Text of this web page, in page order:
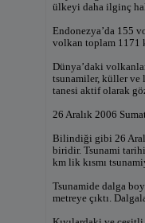
ülkeyi daha ilginç
Endonezya’da 155
volkan toplam 1171
Dünya’daki
tsunamiler, küller ve
tanesi aktif olarak
26 Aralık 2006
Bilindiği gibi 26
biridir. Tsunami
km lik kısmı
Tsunamide dalga
metreye çıktı.